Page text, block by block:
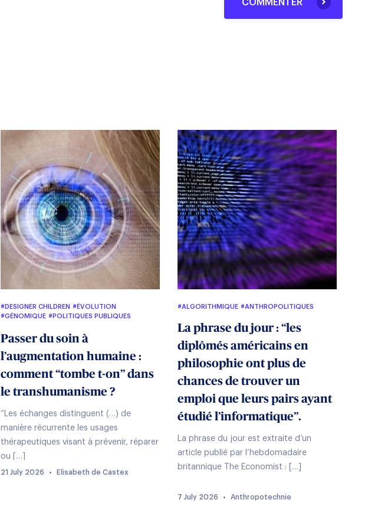
COMMENTER
#DESIGNER CHILDREN
#ÉVOLUTION
#GÉNOMIQUE #POLITIQUES PUBLIQUES
Passer du soin à
l’augmentation humaine :
comment “tombe t-on” dans
le transhumanisme ?
“Les échanges distinguent (…) de
manière récurrente les usages
thérapeutiques visant à prévenir, réparer
ou […]
21 July 2026 • Elisabeth de Castex
#ALGORITHMIQUE #ANTHROPOLITIQUES
La phrase du jour : “les
diplômés américains en
philosophie ont plus de
chances de trouver un
emploi que leurs pairs ayant
étudié l’informatique”.
La phrase du jour est extraite d’un
article publié par l’hebdomadaire
britannique The Economist : […]
7 July 2026 • Anthropotechnie